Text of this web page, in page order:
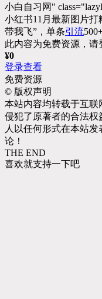
小白自习网"
小红书11月最新图片打
带我飞”，单条引流
此内容为免费资源，请
¥0
登录查看
免费资源
© 版权声明
本站内容均转载于互
侵犯了原著者的合法
人以任何形式在本站
论！
THE END
喜欢就支持一下吧